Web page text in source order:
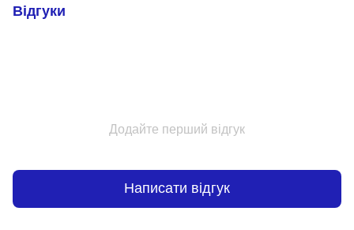
Відгуки
Додайте перший відгук
Написати відгук